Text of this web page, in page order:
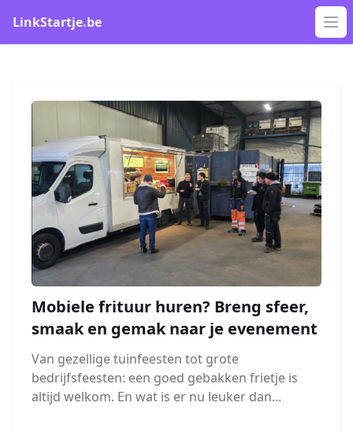
LinkStartje.be
Mobiele frituur huren? Breng sfeer,
smaak en gemak naar je evenement
Van gezellige tuinfeesten tot grote
bedrijfsfeesten: een goed gebakken frietje is
altijd welkom. En wat is er nu leuker dan...